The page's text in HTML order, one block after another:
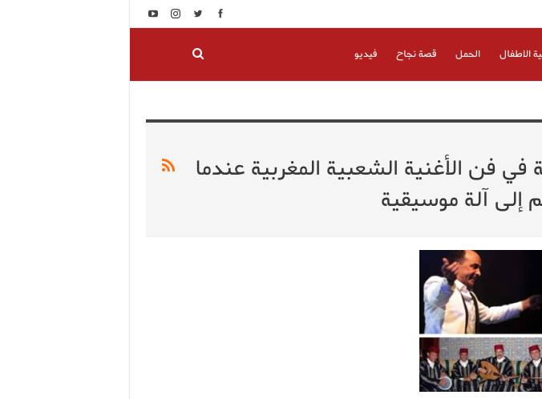
الاطفال الحمل قصة نجاح فيديو
في فن الأغنية الشعبية المغربية عندما
إلى آلة موسيقية